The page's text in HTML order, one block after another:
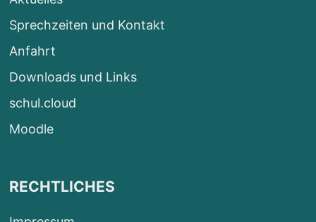
Sprechzeiten und Kontakt
Anfahrt
Downloads und Links
schul.cloud
Moodle
RECHTLICHES